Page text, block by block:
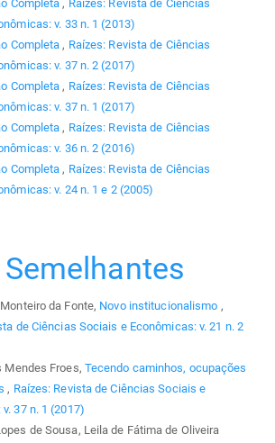
Completa, Raízes: Revista de Ciências
v. 33 n. 1 (2013)
Completa, Raízes: Revista de Ciências
v. 37 n. 2 (2017)
Completa, Raízes: Revista de Ciências
v. 37 n. 1 (2017)
Completa, Raízes: Revista de Ciências
v. 36 n. 2 (2016)
Completa, Raízes: Revista de Ciências
v. 24 n. 1 e 2 (2005)
da Fonte, Novo institucionalismo ,
de Ciências Sociais e Econômicas: v. 21 n. 2
Mendes Froes, Tecendo caminhos, ocupações
, Raízes: Revista de Ciências Sociais e
37 n. 1 (2017)
de Sousa, Leila de Fátima de Oliveira